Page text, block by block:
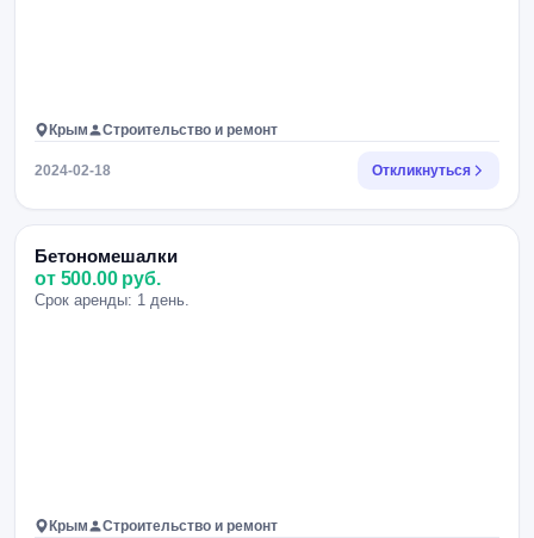
Крым Строительство и ремонт
2024-02-18 Откликнуться
Бетономешалки
от 500.00 руб.
Срок аренды: 1 день.
Крым Строительство и ремонт